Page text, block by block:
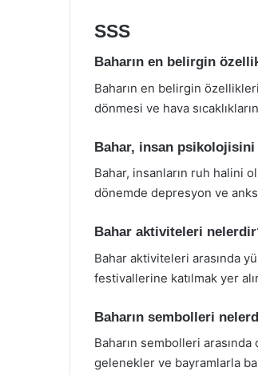
SSS
Baharın en belirgin
Baharın en belirgin
dönmesi ve hava
Bahar, insan psikolojisini
Bahar, insanların ruh halini
dönemde depresyon ve
Bahar aktiviteleri
Bahar aktiviteleri arasında
festivallerine katılmak yer
Baharın sembolleri
Baharın sembolleri
gelenekler ve bayramlarla